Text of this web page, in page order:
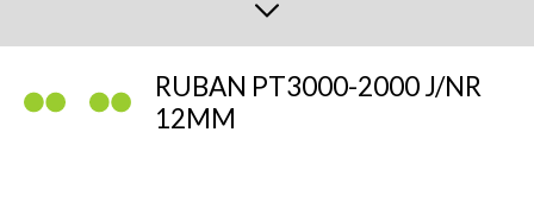
PROMOTION
RUBAN PT3000-2000 J/NR
12MM